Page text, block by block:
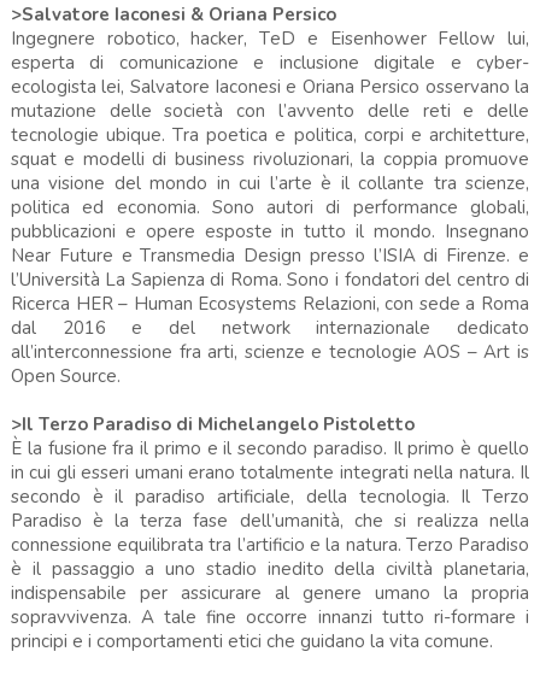
>Salvatore Iaconesi & Oriana Persico
Ingegnere robotico, hacker, TeD e Eisenhower Fellow lui,
esperta di comunicazione e inclusione digitale e cyber-
ecologista lei, Salvatore Iaconesi e Oriana Persico osservano la
mutazione delle società con l’avvento delle reti e delle
tecnologie ubique. Tra poetica e politica, corpi e architetture,
squat e modelli di business rivoluzionari, la coppia promuove
una visione del mondo in cui l’arte è il collante tra scienze,
politica ed economia. Sono autori di performance globali,
pubblicazioni e opere esposte in tutto il mondo. Insegnano
Near Future e Transmedia Design presso l’ISIA di Firenze. e
l’Università La Sapienza di Roma. Sono i fondatori del centro di
Ricerca HER – Human Ecosystems Relazioni, con sede a Roma
dal 2016 e del network internazionale dedicato
all’interconnessione fra arti, scienze e tecnologie AOS – Art is
Open Source.
>Il Terzo Paradiso di Michelangelo Pistoletto
È la fusione fra il primo e il secondo paradiso. Il primo è quello
in cui gli esseri umani erano totalmente integrati nella natura. Il
secondo è il paradiso artificiale, della tecnologia. Il Terzo
Paradiso è la terza fase dell’umanità, che si realizza nella
connessione equilibrata tra l’artificio e la natura. Terzo Paradiso
è il passaggio a uno stadio inedito della civiltà planetaria,
indispensabile per assicurare al genere umano la propria
sopravvivenza. A tale fine occorre innanzi tutto ri-formare i
principi e i comportamenti etici che guidano la vita comune.